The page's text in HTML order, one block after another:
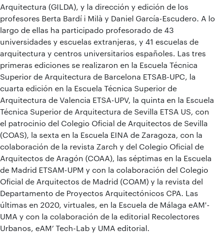
Arquitectura (GILDA), y la dirección y edición de los
profesores Berta Bardí i Milà y Daniel García-Escudero. A lo
largo de ellas ha participado profesorado de 43
universidades y escuelas extranjeras, y 41 escuelas de
arquitectura y centros universitarios españoles. Las tres
primeras ediciones se realizaron en la Escuela Técnica
Superior de Arquitectura de Barcelona ETSAB-UPC, la
cuarta edición en la Escuela Técnica Superior de
Arquitectura de Valencia ETSA-UPV, la quinta en la Escuela
Técnica Superior de Arquitectura de Sevilla ETSA US, con
el patrocinio del Colegio Oficial de Arquitectos de Sevilla
(COAS), la sexta en la Escuela EINA de Zaragoza, con la
colaboración de la revista Zarch y del Colegio Oficial de
Arquitectos de Aragón (COAA), las séptimas en la Escuela
de Madrid ETSAM-UPM y con la colaboración del Colegio
Oficial de Arquitectos de Madrid (COAM) y la revista del
Departamento de Proyectos Arquitectónicos CPA. Las
últimas en 2020, virtuales, en la Escuela de Málaga eAM'-
UMA y con la colaboración de la editorial Recolectores
Urbanos, eAM’ Tech-Lab y UMA editorial.